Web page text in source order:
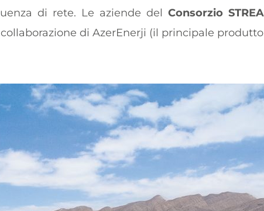
di rete. Le aziende delConsorzio
di AzerEnerji (il principale